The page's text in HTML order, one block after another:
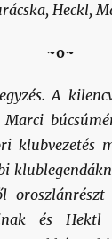
Heckl,
~o~
A
klubvezetés
és Hektl